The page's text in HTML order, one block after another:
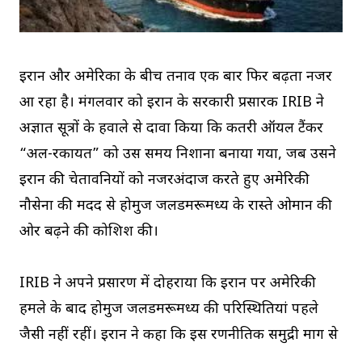
ईरान और अमेरिका के बीच तनाव एक बार फिर बढ़ता नजर
आ रहा है। मंगलवार को ईरान के सरकारी प्रसारक IRIB ने
अज्ञात सूत्रों के हवाले से दावा किया कि कतरी ऑयल टैंकर
“अल-रकायत” को उस समय निशाना बनाया गया, जब उसने
ईरान की चेतावनियों को नजरअंदाज करते हुए अमेरिकी
नौसेना की मदद से होर्मुज जलडमरूमध्य के रास्ते ओमान की
ओर बढ़ने की कोशिश की।
IRIB ने अपने प्रसारण में दोहराया कि ईरान पर अमेरिकी
हमले के बाद होर्मुज जलडमरूमध्य की परिस्थितियां पहले
जैसी नहीं रहीं। ईरान ने कहा कि इस रणनीतिक समुद्री मार्ग से